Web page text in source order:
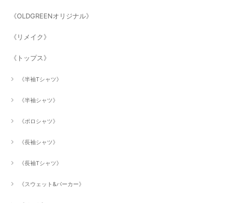
《OLDGREENオリジナル》
《リメイク》
《トップス》
《半袖Tシャツ》
《半袖シャツ》
《ポロシャツ》
《長袖シャツ》
《長袖Tシャツ》
《スウェット&パーカー》